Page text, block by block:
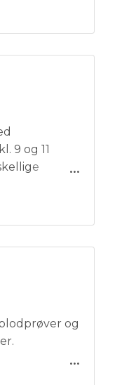
9 og 11
i klinikken
og